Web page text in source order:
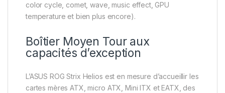
color cycle, comet, wave, music effect, GPU
temperature et bien plus encore).
Boîtier Moyen Tour aux
capacités d’exception
L’ASUS ROG Strix Helios est en mesure d’accueillir les
cartes mères ATX, micro ATX, Mini ITX et EATX, des